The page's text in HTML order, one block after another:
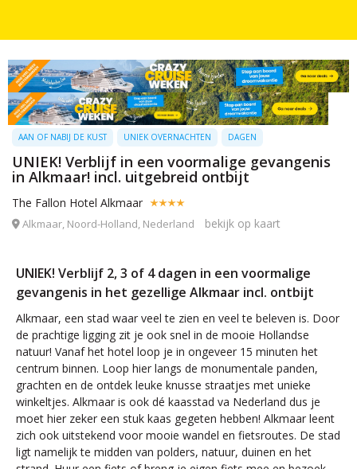
AAN OF NABIJ DE KUST UNIEK OVERNACHTEN DAGEN
UNIEK! Verblijf in een voormalige gevangenis
in Alkmaar! incl. uitgebreid ontbijt
The Fallon Hotel Alkmaar
Alkmaar, Noord-Holland, Nederland bekijk op kaart
UNIEK! Verblijf 2, 3 of 4 dagen in een voormalige
gevangenis in het gezellige Alkmaar incl. ontbijt
Alkmaar, een stad waar veel te zien en veel te beleven is. Door
de prachtige ligging zit je ook snel in de mooie Hollandse
natuur! Vanaf het hotel loop je in ongeveer 15 minuten het
centrum binnen. Loop hier langs de monumentale panden,
grachten en de ontdek leuke knusse straatjes met unieke
winkeltjes. Alkmaar is ook dé kaasstad va Nederland dus je
moet hier zeker een stuk kaas gegeten hebben! Alkmaar leent
zich ook uitstekend voor mooie wandel en fietsroutes. De stad
ligt namelijk te midden van polders, natuur, duinen en het